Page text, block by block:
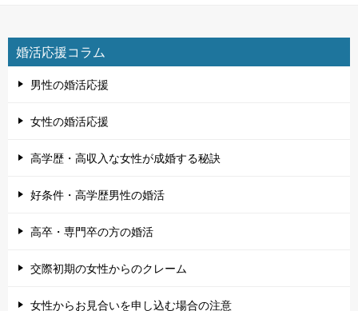
婚活応援コラム
男性の婚活応援
女性の婚活応援
高学歴・高収入な女性が成婚する秘訣
好条件・高学歴男性の婚活
高卒・専門卒の方の婚活
交際初期の女性からのクレーム
女性からお見合いを申し込む場合の注意